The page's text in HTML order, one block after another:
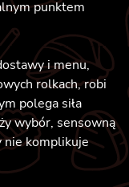
punktem
i menu,
rolkach, robi
polega siła
wybór, sensowną
nie komplikuje